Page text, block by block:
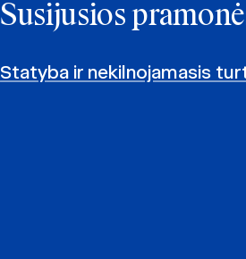
Susijusios
Statyba ir nekilnojamasis